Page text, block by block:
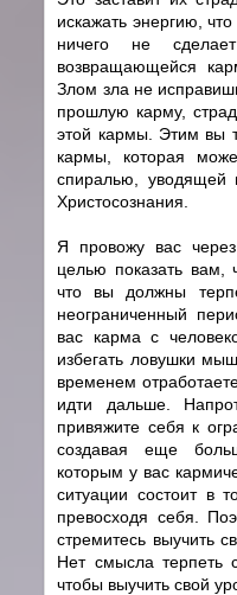
искажать энергию,
ничего не
возвращающейся
Злом зла не
прошлую карму,
этой кармы. Этим вы
кармы, которая
спиралью, уводящей
Христосознания.
Я провожу вас
целью показать вам,
что вы должны
неограниченный
вас карма с
избегать ловушки
временем
идти дальше.
привяжите себя к
создавая еще
которым у вас
ситуации состоит в
превосходя себя.
стремитесь выучить
Нет смысла терпеть
чтобы выучить свой